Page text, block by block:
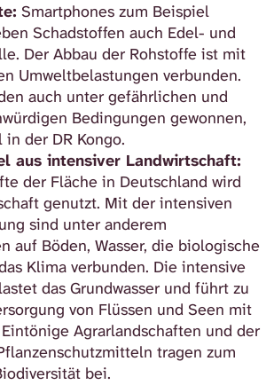
Smartphones zum Beispiel
Schadstoffen auch Edel- und
Der Abbau der Rohstoffe ist mit
Umweltbelastungen verbunden.
auch unter gefährlichen und
Bedingungen gewonnen,
der DR Kongo.
aus intensiver Landwirtschaft:
der Fläche in Deutschland wird
genutzt. Mit der intensiven
sind unter anderem
auf Böden, Wasser, die biologische
Klima verbunden. Die intensive
das Grundwasser und führt zu
von Flüssen und Seen mit
Agrarlandschaften und der
tragen zum
bei.